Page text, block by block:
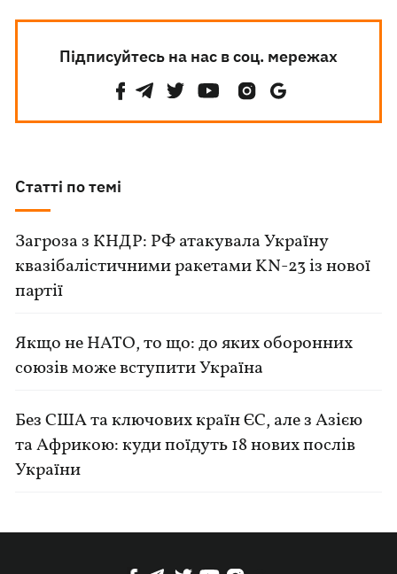
Підписуйтесь на нас в соц. мережах
Статті по темі
Загроза з КНДР: РФ атакувала Україну
квазібалістичними ракетами KN-23 із нової
партії
Якщо не НАТО, то що: до яких оборонних
союзів може вступити Україна
Без США та ключових країн ЄС, але з Азією
та Африкою: куди поїдуть 18 нових послів
України